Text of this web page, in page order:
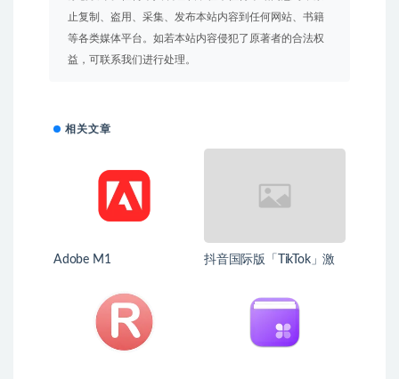
止复制、盗用、采集、发布本站内容到任何网站、书籍
等各类媒体平台。如若本站内容侵犯了原著者的合法权
益，可联系我们进行处理。
相关文章
Adobe M1
抖音国际版「TikTok」激